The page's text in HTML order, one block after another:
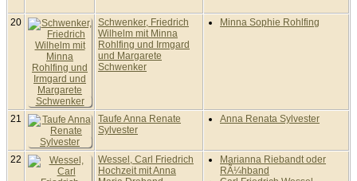
20
Schwenker, Friedrich
Wilhelm mit Minna
Rohlfing und Irmgard
und Margarete
Schwenker
Minna Sophie Rohlfing
21
Taufe Anna Renate
Sylvester
Anna Renata Sylvester
22
Wessel, Carl Friedrich
Hochzeit mit Anna
Marianna Riebandt oder
RÃ¼hband